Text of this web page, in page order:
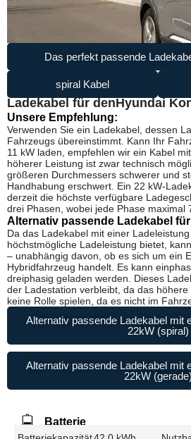
Das perfekt passende
spiral Kabel
Ladekabel für denHyundai
Unsere Empfehlung:
Verwenden Sie ein Ladekabel, dessen
Fahrzeugs übereinstimmt. Kann Ihr
11 kW laden, empfehlen wir ein Kabel
höherer Leistung ist zwar technisch
größeren Durchmessers schwerer und
Handhabung erschwert. Ein 22 kW-
derzeit die höchste verfügbare
drei Phasen, wobei jede Phase maximal
Alternativ passende Ladekabel
Da das Ladekabel mit einer
höchstmögliche Ladeleistung bietet,
– unabhängig davon, ob es sich um ein
Hybridfahrzeug handelt. Es kann
dreiphasig geladen werden. Dieses
der Ladestation verbleibt, da das
keine Rolle spielen, da es nicht im
Alternativ passende Ladekabel mit
22kW (spiral)
Alternativ passende Ladekabel mit
22kW (gerade)
Batterie